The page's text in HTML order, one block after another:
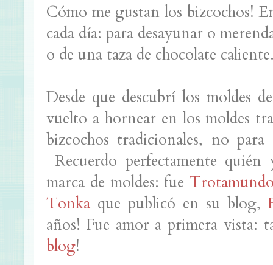
Cómo me gustan los bizcochos!
cada día: para desayunar o
o de una taza de chocolate
Desde que descubrí los moldes
vuelto a hornear en los moldes
bizcochos tradicionales, no
Recuerdo perfectamente
marca de moldes: fue
Tonka que publicó en su blog,
años! Fue amor a primera vista:
blog!